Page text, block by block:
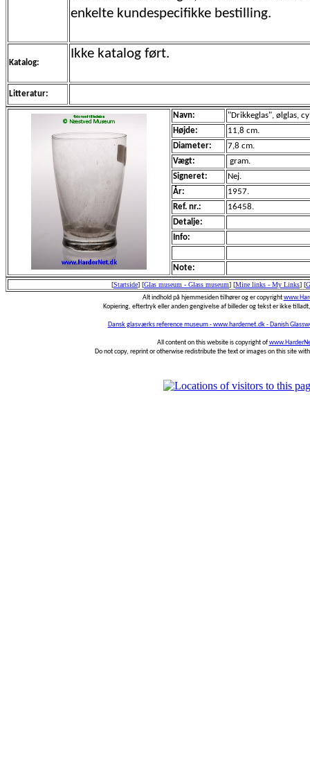
enkelte kundespecifikke bestilling.
Katalog:
Ikke katalog ført.
Litteratur:
Navn:
"Drikkeglas", ølglas,
Højde:
11,8 cm.
Diameter:
7,8 cm.
Vægt:
gram.
Signeret:
Nej.
År:
1957.
Ref. nr.:
16458.
Detalje:
Info:
Note:
[Startside] [Glas museum - Glass museum] [Mine links - My Links] [
Alt indhold på hjemmesiden tilhører og er copyright
Kopiering, eftertryk eller anden gengivelse af billeder og tekst er ikke
Dansk glasværks reference museum - www.hardernet.dk - Danish
All content on this website is copyright of
Do not copy, reprint or otherwise redistribute the text or images on this site